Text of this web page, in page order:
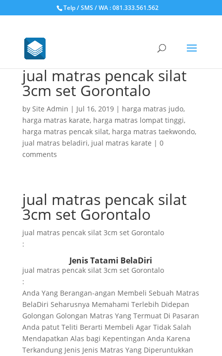
Telp / SMS / WA : 081.333.561.562
jual matras pencak silat
3cm set Gorontalo
by Site Admin | Jul 16, 2019| harga matras judo,
harga matras karate, harga matras lompat tinggi,
harga matras pencak silat, harga matras taekwondo,
jual matras beladiri, jual matras karate | 0
comments
jual matras pencak silat
3cm set Gorontalo
jual matras pencak silat 3cm set Gorontalo
:
Jenis Tatami BelaDiri
jual matras pencak silat 3cm set Gorontalo
:
Anda Yang Berangan-angan Membeli Sebuah Matras
BelaDiri Seharusnya Memahami Terlebih Didepan
Golongan Golongan Matras Yang Termuat Di Pasaran
Anda patut Teliti Berarti Membeli Agar Tidak Salah
Mendapatkan Alas bagi Kepentingan Anda Karena
Terkandung Jenis Jenis Matras Yang Diperuntukkan